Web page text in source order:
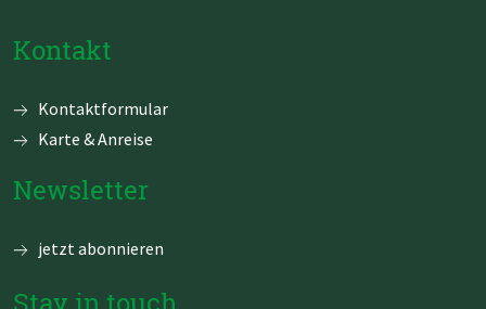
Kontakt
Navigation
Kontaktformular
Karte & Anreise
Newsletter
jetzt abonnieren